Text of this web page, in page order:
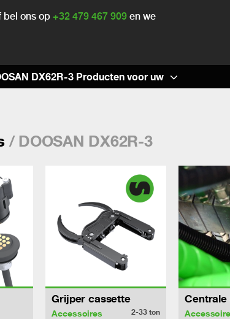
bel ons op +32 479 467 909 en we
/ DOOSAN DX62R-3
Grijper cassette
Accessoires 2-33ton
Centrale
DX62R-3 Producten voor uw